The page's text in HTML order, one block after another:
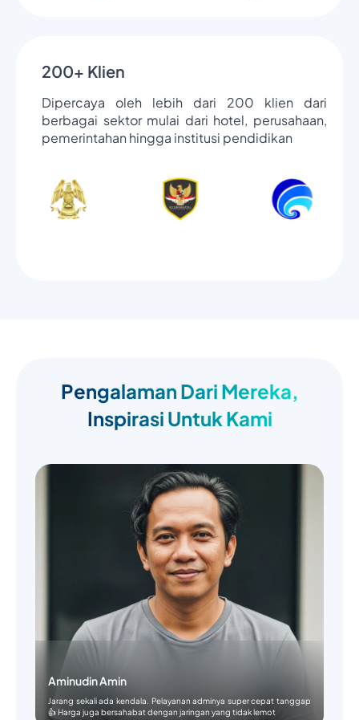
200+ Klien
Dipercaya oleh lebih dari 200 klien dari
berbagai sektor mulai dari hotel, perusahaan,
pemerintahan hingga institusi pendidikan
Pengalaman Dari Mereka,
Inspirasi Untuk Kami
Aminudin Amin
Jarang sekali ada kendala. Pelayanan adminya super cepat tanggap
👍 Harga juga bersahabat dengan jaringan yang tidak lemot